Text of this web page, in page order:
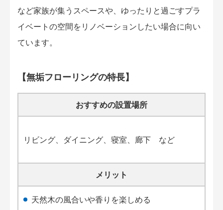
など家族が集うスペースや、ゆったりと過ごすプラ
イベートの空間をリノベーションしたい場合に向い
ています。
【無垢フローリングの特長】
おすすめの設置場所
リビング、ダイニング、寝室、廊下 など
メリット
天然木の風合いや香りを楽しめる